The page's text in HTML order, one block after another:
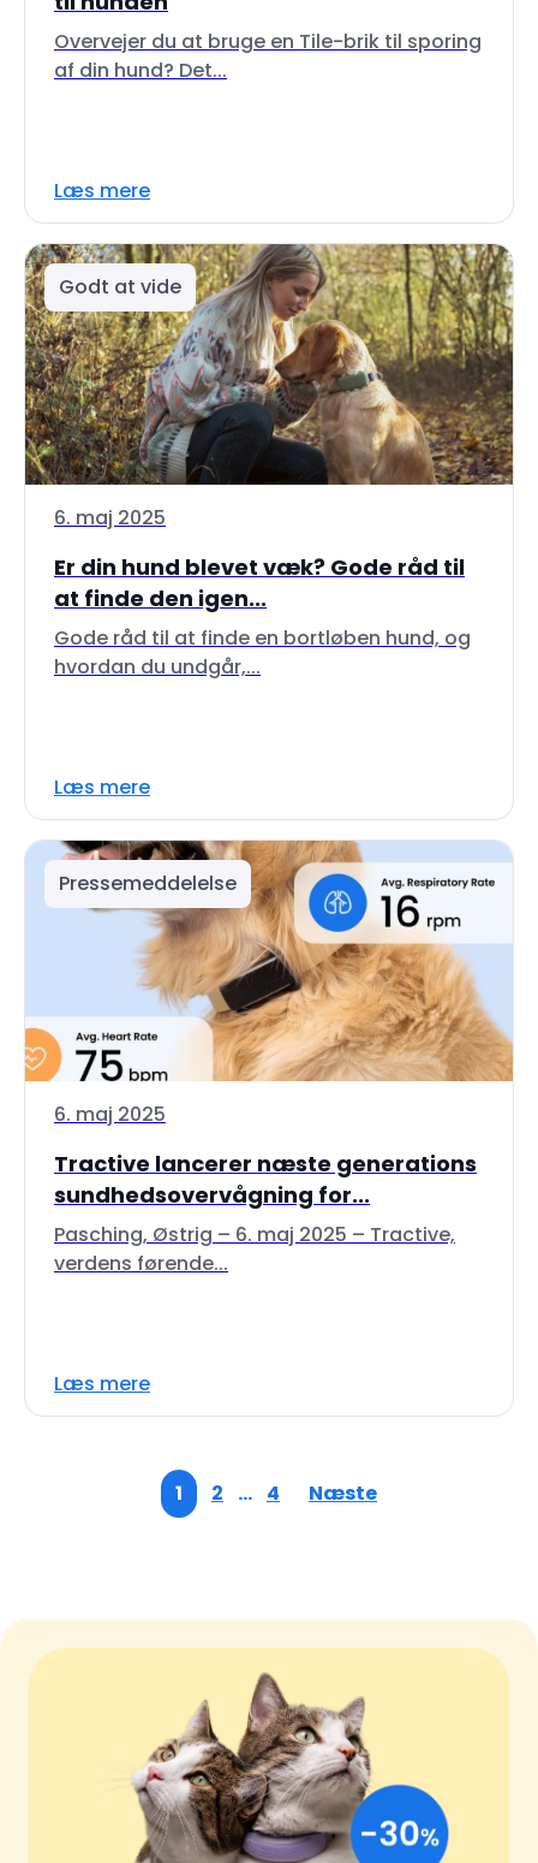
Overvejer du at bruge en Tile-brik til sporing
af din hund? Det...
Læs mere
Godt at vide
6. maj 2025
Er din hund blevet væk? Gode råd til
at finde den igen...
Gode råd til at finde en bortløben hund, og
hvordan du undgår,...
Læs mere
Pressemeddelelse
6. maj 2025
Tractive lancerer næste generations
sundhedsovervågning for...
Pasching, Østrig – 6. maj 2025 – Tractive,
verdens førende...
Læs mere
1 2 … 4 Næste